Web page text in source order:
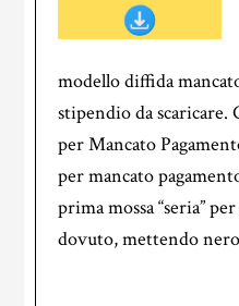
modello diffida
stipendio da
per Mancato
per mancato
prima mossa “seria”
dovuto, mettendo